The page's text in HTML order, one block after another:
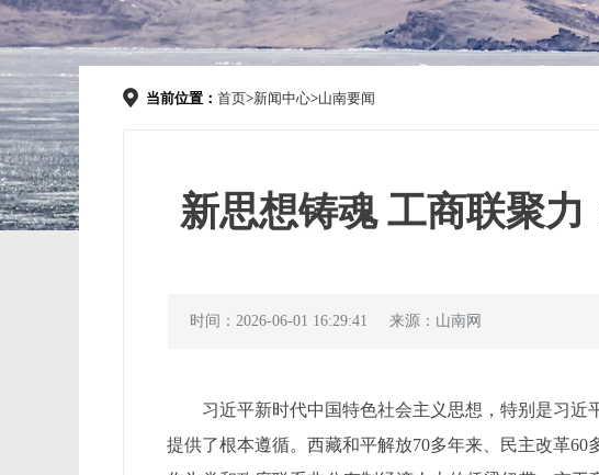
当前位置： 首页>新闻中心>山南要闻
新思想铸魂 工商联聚
时间：2026-06-01 16:29:41 来源：山南网
习近平新时代中国特色社会主义思想，特别是习近
提供了根本遵循。西藏和平解放70多年来、民主改革